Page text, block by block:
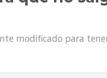
modificado para